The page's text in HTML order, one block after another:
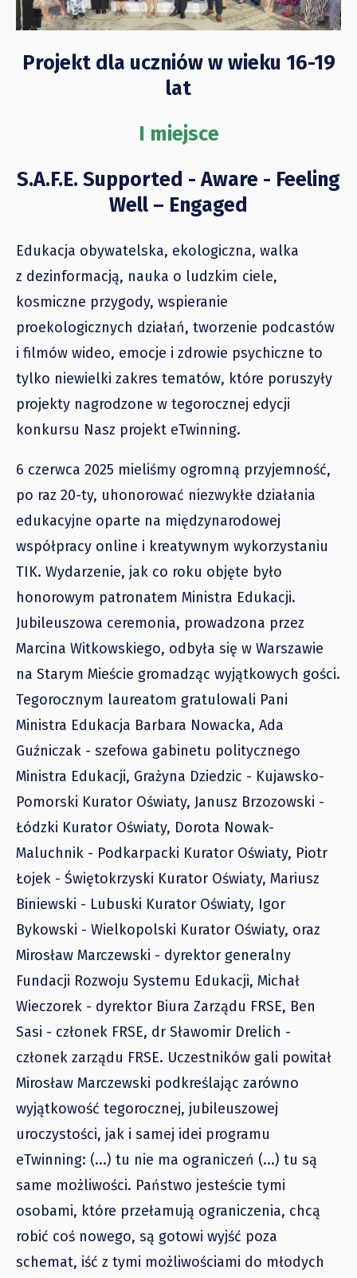
Projekt dla uczniów w wieku 16-19
lat
I miejsce
S.A.F.E. Supported - Aware - Feeling
Well – Engaged
Edukacja obywatelska, ekologiczna, walka
z dezinformacją, nauka o ludzkim ciele,
kosmiczne przygody, wspieranie
proekologicznych działań, tworzenie podcastów
i filmów wideo, emocje i zdrowie psychiczne to
tylko niewielki zakres tematów, które poruszyły
projekty nagrodzone w tegorocznej edycji
konkursu Nasz projekt eTwinning.
6 czerwca 2025 mieliśmy ogromną przyjemność,
po raz 20-ty, uhonorować niezwykłe działania
edukacyjne oparte na międzynarodowej
współpracy online i kreatywnym wykorzystaniu
TIK. Wydarzenie, jak co roku objęte było
honorowym patronatem Ministra Edukacji.
Jubileuszowa ceremonia, prowadzona przez
Marcina Witkowskiego, odbyła się w Warszawie
na Starym Mieście gromadząc wyjątkowych gości.
Tegorocznym laureatom gratulowali Pani
Ministra Edukacja Barbara Nowacka, Ada
Guźniczak - szefowa gabinetu politycznego
Ministra Edukacji, Grażyna Dziedzic - Kujawsko-
Pomorski Kurator Oświaty, Janusz Brzozowski -
Łódzki Kurator Oświaty, Dorota Nowak-
Maluchnik - Podkarpacki Kurator Oświaty, Piotr
Łojek - Świętokrzyski Kurator Oświaty, Mariusz
Biniewski - Lubuski Kurator Oświaty, Igor
Bykowski - Wielkopolski Kurator Oświaty, oraz
Mirosław Marczewski - dyrektor generalny
Fundacji Rozwoju Systemu Edukacji, Michał
Wieczorek - dyrektor Biura Zarządu FRSE, Ben
Sasi - członek FRSE, dr Sławomir Drelich -
członek zarządu FRSE. Uczestników gali powitał
Mirosław Marczewski podkreślając zarówno
wyjątkowość tegorocznej, jubileuszowej
uroczystości, jak i samej idei programu
eTwinning: (...) tu nie ma ograniczeń (...) tu są
same możliwości. Państwo jesteście tymi
osobami, które przełamują ograniczenia, chcą
robić coś nowego, są gotowi wyjść poza
schemat, iść z tymi możliwościami do młodych